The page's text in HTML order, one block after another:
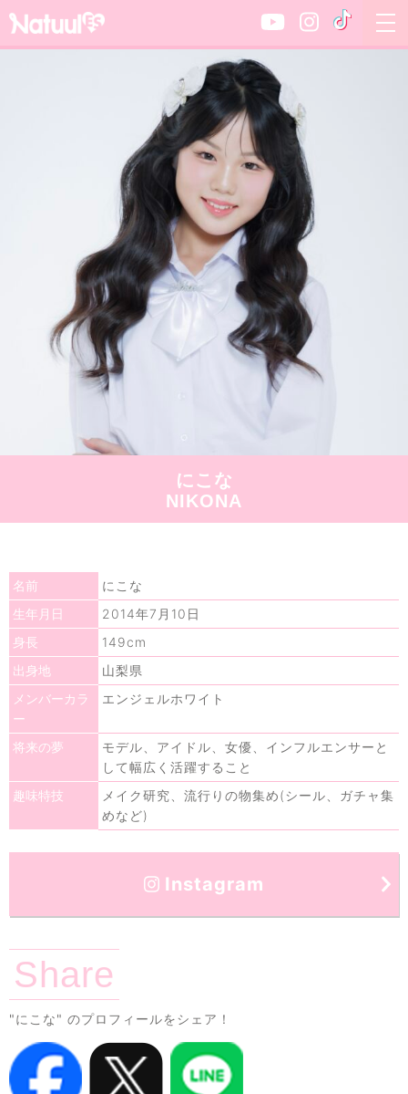
にこな
NIKONA
名前 にこな
生年月日 2014年7月10日
身長 149cm
出身地 山梨県
メンバーカラ
ー
エンジェルホワイト
将来の夢
モデル、アイドル、女優、インフルエンサーと
して幅広く活躍すること
趣味特技
メイク研究、流行りの物集め(シール、ガチャ集
めなど)
Instagram
Share
"にこな" のプロフィールをシェア！